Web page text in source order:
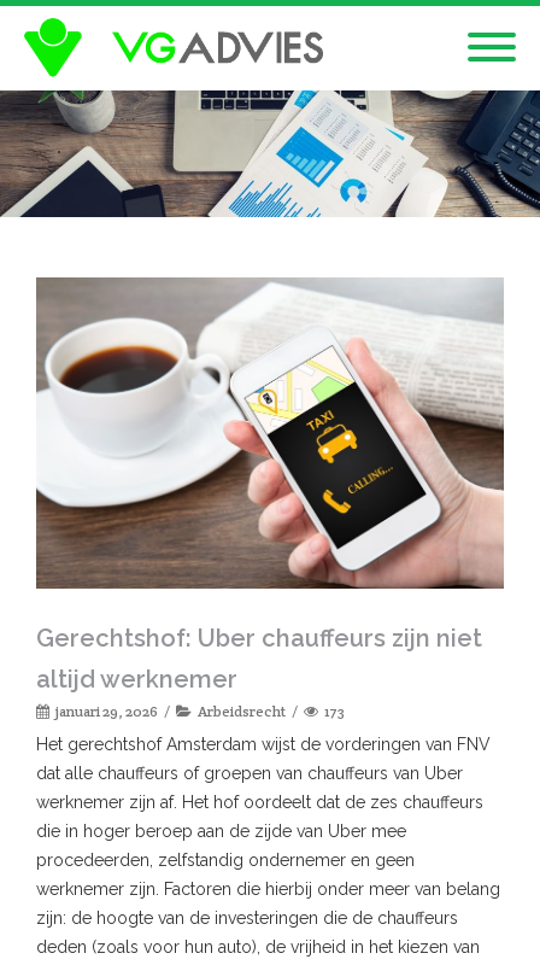
Gerechtshof: Uber chauffeurs zijn niet
altijd werknemer
januari 29, 2026 Arbeidsrecht 173
Het gerechtshof Amsterdam wijst de vorderingen van FNV
dat alle chauffeurs of groepen van chauffeurs van Uber
werknemer zijn af. Het hof oordeelt dat de zes chauffeurs
die in hoger beroep aan de zijde van Uber mee
procedeerden, zelfstandig ondernemer en geen
werknemer zijn. Factoren die hierbij onder meer van belang
zijn: de hoogte van de investeringen die de chauffeurs
deden (zoals voor hun auto), de vrijheid in het kiezen van